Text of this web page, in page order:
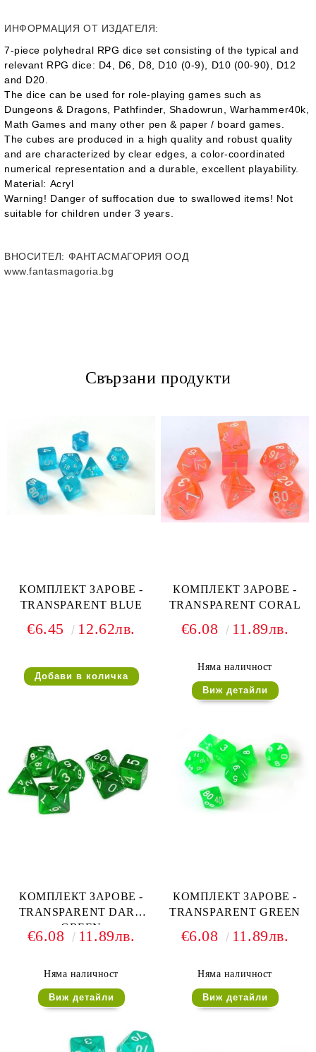
ИНФОРМАЦИЯ ОТ ИЗДАТЕЛЯ:
7-piece polyhedral RPG dice set consisting of the typical and
relevant RPG dice: D4, D6, D8, D10 (0-9), D10 (00-90), D12
and D20.
The dice can be used for role-playing games such as
Dungeons & Dragons, Pathfinder, Shadowrun, Warhammer40k,
Math Games and many other pen & paper / board games.
The cubes are produced in a high quality and robust quality
and are characterized by clear edges, a color-coordinated
numerical representation and a durable, excellent playability.
Material: Acryl
Warning! Danger of suffocation due to swallowed items! Not
suitable for children under 3 years.
ВНОСИТЕЛ: ФАНТАСМАГОРИЯ ООД
www.fantasmagoria.bg
Свързани продукти
КОМПЛЕКТ ЗАРОВЕ -
TRANSPARENT BLUE
€6.45 12.62лв.
КОМПЛЕКТ ЗАРОВЕ -
TRANSPARENT CORAL
€6.08 11.89лв.
Няма наличност
Виж детайли
КОМПЛЕКТ ЗАРОВЕ -
TRANSPARENT DARK
GREEN
€6.08 11.89лв.
Няма наличност
Виж детайли
КОМПЛЕКТ ЗАРОВЕ -
TRANSPARENT GREEN
€6.08 11.89лв.
Няма наличност
Виж детайли